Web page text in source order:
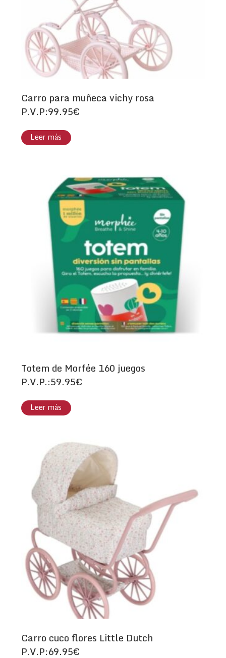
Carro para muñeca vichy rosa
P.V.P:99.95€
Leer más
Totem de Morfée 160 juegos
P.V.P.:59.95€
Leer más
Carro cuco flores Little Dutch
P.V.P:69.95€